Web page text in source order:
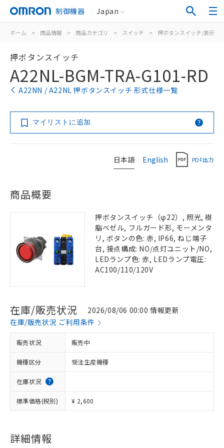
制御機器 Japan
ホーム > 商品情報 > 商品カテゴリ > スイッチ > 押ボタンスイッチ/表示灯
押ボタンスイッチ
A22NL-BGM-TRA-G101-RD
A22NN / A22NL 押ボタンスイッチ 形式仕様一覧
マイリストに追加
日本語 English PDF出力
商品概要
押ボタンスイッチ（φ22）, 照光, 樹
脂ベゼル, フルガード形, モーメンタ
リ, ボタンの色: 赤, IP66, ねじ端子
台, 接点構成: NO/点灯ユニット/NO,
LEDランプ色: 赤, LEDランプ電圧:
AC100/110/120V
在庫/販売状況
2026/08/06 00:00 情報更新
在庫/販売状況 ご利用条件
販売状況 販売中
機種区分 受注生産機種
在庫状況
標準価格(税別) ¥ 2,600
詳細情報